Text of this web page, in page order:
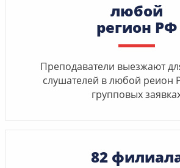
любой
регион РФ
Преподаватели выезжают
слушателей в любой реион
групповых
82